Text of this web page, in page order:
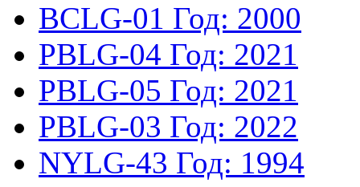
BCLG-01 Год: 2000
PBLG-04 Год: 2021
PBLG-05 Год: 2021
PBLG-03 Год: 2022
NYLG-43 Год: 1994